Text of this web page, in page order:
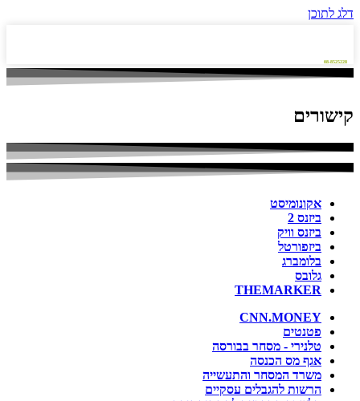
דלג לתוכן
08-8525228
קישורים
אקונומיסט
ביזנס 2
ביזנס וויק
ביזפורטל
בלומברג
גלובס
THEMARKER
CNN.MONEY
פטנטים
טלנירי - מסחר בבורסה
אגף מס הכנסה
משרד המסחר והתעשייה
הרשות להגבלים עסקיים